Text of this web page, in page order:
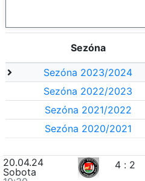
Sezóna
Sezóna 2023/2024
Sezóna 2022/2023
Sezóna 2021/2022
Sezóna 2020/2021
20.04.24
Sobota
4 : 2